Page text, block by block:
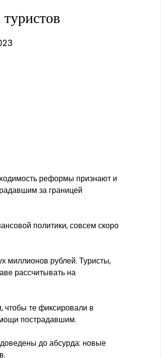
реформы признают и
за границей
политики, совсем скоро
миллионов рублей. Туристы,
рассчитывать на
чтобы те фиксировали в
пострадавшим.
до абсурда: новые